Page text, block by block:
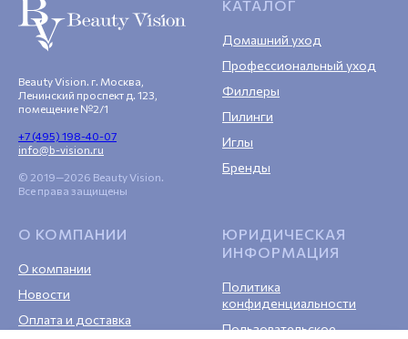
Beauty Vision. г. Москва,
Ленинский проспект д. 123,
помещение №2/1
+7 (495) 198-40-07
info@b-vision.ru
© 2019—2026 Beauty Vision.
Все права защищены
КАТАЛОГ
Домашний уход
Профессиональный уход
Филлеры
Пилинги
Иглы
Бренды
О КОМПАНИИ
О компании
Новости
Оплата и доставка
ЮРИДИЧЕСКАЯ
ИНФОРМАЦИЯ
Политика
конфиденциальности
Пользовательское